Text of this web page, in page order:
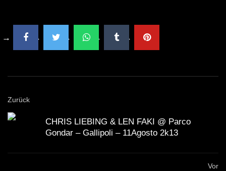
und wenn Du einen Plattespieler hast, kaufe die besten
Zurück
CHRIS LIEBING & LEN FAKI @ Parco
Gondar – Gallipoli – 11Agosto 2k13
Vor